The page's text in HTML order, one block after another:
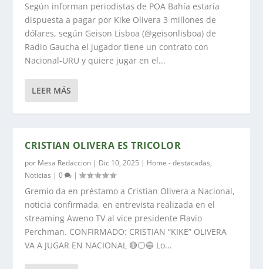
Según informan periodistas de POA Bahía estaría
dispuesta a pagar por Kike Olivera 3 millones de
dólares, según Geison Lisboa (@geisonlisboa) de
Radio Gaucha el jugador tiene un contrato con
Nacional-URU y quiere jugar en el...
LEER MÁS
CRISTIAN OLIVERA ES TRICOLOR
por Mesa Redaccion | Dic 10, 2025 | Home - destacadas,
Noticias |0 |
Gremio da en préstamo a Cristian Olivera a Nacional,
noticia confirmada, en entrevista realizada en el
streaming Aweno TV al vice presidente Flavio
Perchman. CONFIRMADO: CRISTIAN “KIKE” OLIVERA
VA A JUGAR EN NACIONAL 🔴⚪️🔵 Lo...